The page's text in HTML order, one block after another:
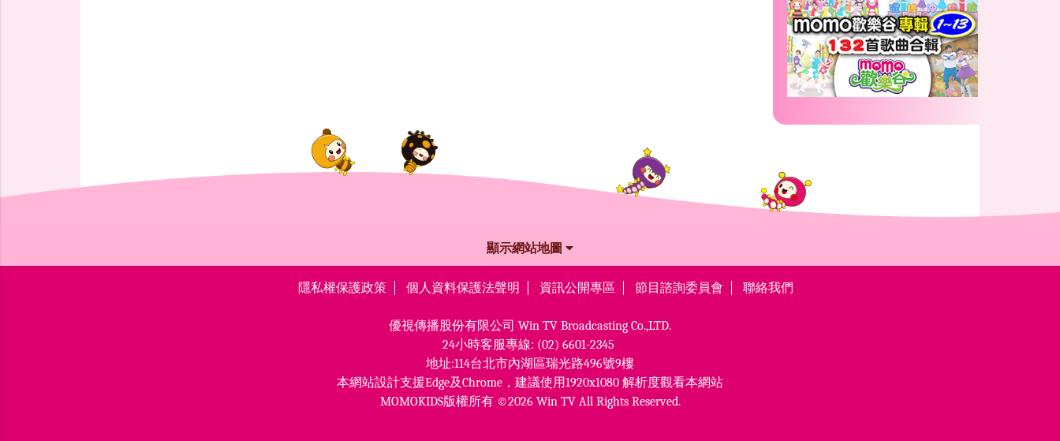
顯示網站地圖
隱私權保護政策 個人資料保護法聲明 資訊公開專區 節目諮詢委員會 聯絡我們
優視傳播股份有限公司 Win TV Broadcasting Co.,LTD.
24小時客服專線: (02) 6601-2345
地址:114台北市內湖區瑞光路496號9樓
本網站設計支援Edge及Chrome， 建議使用1920x1080 解析度觀看本網站
MOMOKIDS版權所有 ©2026 Win TV All Rights Reserved.